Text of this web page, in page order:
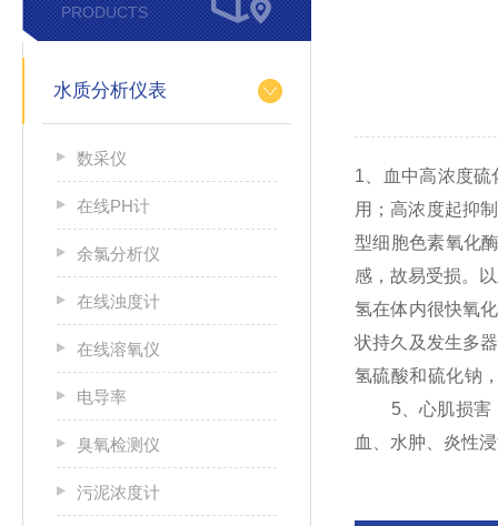
PRODUCTS
水质分析仪表
数采仪
在线PH计
余氯分析仪
在线浊度计
在线溶氧仪
电导率
臭氧检测仪
污泥浓度计
1、血中高浓度
用；高浓度起抑
型细胞色素氧化
感，故易受损。
氢在体内很快
状持久及发生多
氢硫酸和硫化钠
5、心肌损害，
血、水肿、炎性